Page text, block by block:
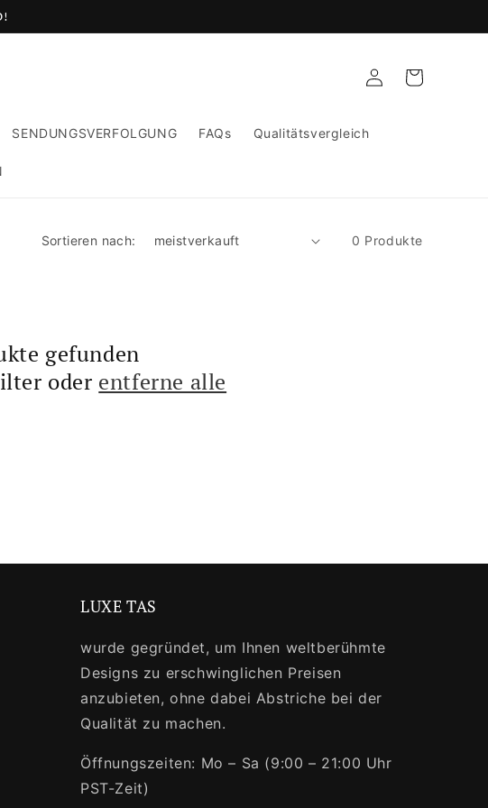
SENDUNGSVERFOLGUNG FAQs Qualitätsvergleich
EinloggenWarenkorb
Sortieren nach: 0 Produkte
gefunden
oder entferne alle
LUXE TAS
wurde gegründet, um Ihnen weltberühmte
Designs zu erschwinglichen Preisen
anzubieten, ohne dabei Abstriche bei der
Qualität zu machen.
Öffnungszeiten: Mo – Sa (9:00 – 21:00 Uhr
PST-Zeit)